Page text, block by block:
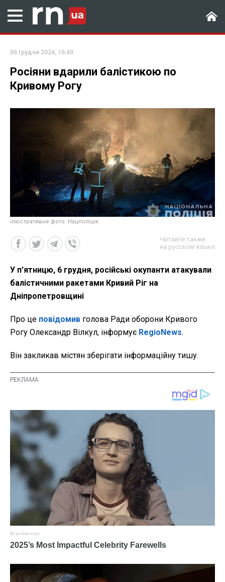
06 грудня 2024, 16:40
Росіяни вдарили балістикою по
Кривому Рогу
ілюстративне фото: Нацполіція
Читайте также
на русском языке
У п'ятницю, 6 грудня, російські окупанти атакували
балістичними ракетами Кривий Ріг на
Дніпропетровщині
Про це повідомив голова Ради оборони Кривого
Рогу Олександр Вілкул, інформує RegioNews.
Він закликав містян зберігати інформаційну тишу.